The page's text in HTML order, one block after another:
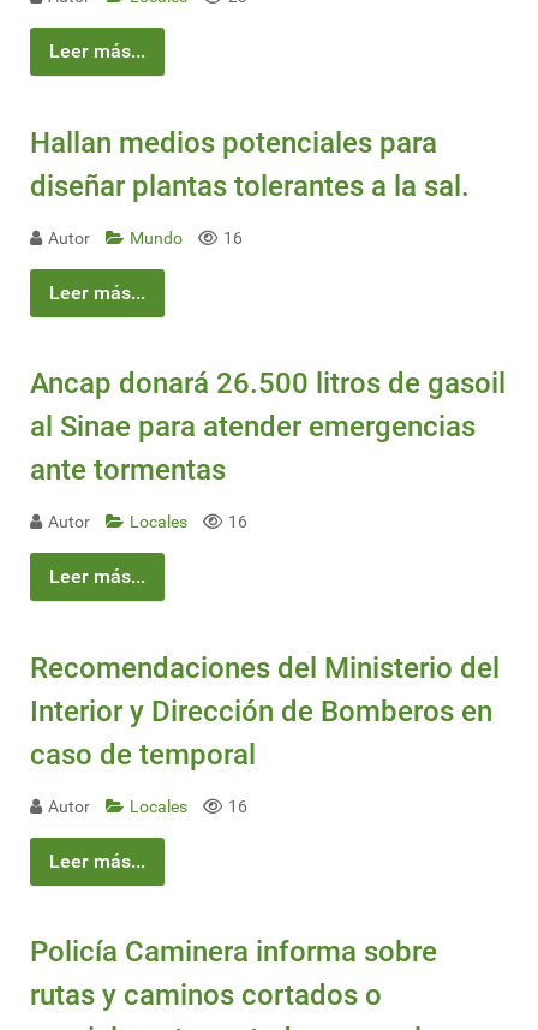
Leer más...
Hallan medios potenciales para
diseñar plantas tolerantes a la sal.
Autor Mundo 16
Leer más...
Ancap donará 26.500 litros de gasoil
al Sinae para atender emergencias
ante tormentas
Autor Locales 16
Leer más...
Recomendaciones del Ministerio del
Interior y Dirección de Bomberos en
caso de temporal
Autor Locales 16
Leer más...
Policía Caminera informa sobre
rutas y caminos cortados o